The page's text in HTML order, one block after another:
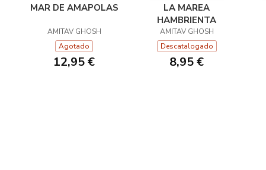
MAR DE AMAPOLAS
AMITAV GHOSH
Agotado
12,95 €
LA MAREA
HAMBRIENTA
AMITAV GHOSH
Descatalogado
8,95 €